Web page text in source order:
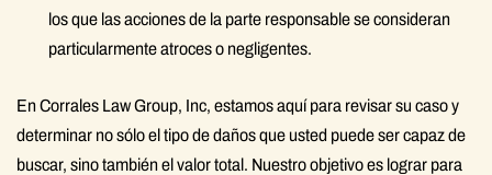
los que las acciones de la parte responsable se consideran
particularmente atroces o negligentes.
En Corrales Law Group, Inc, estamos aquí para revisar su caso y
determinar no sólo el tipo de daños que usted puede ser capaz de
buscar, sino también el valor total. Nuestro objetivo es lograr para